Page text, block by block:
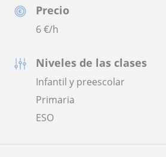
Precio
6€/h
Niveles de las clases
Infantil y preescolar
Primaria
ESO